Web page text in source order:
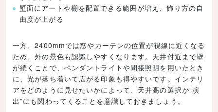
壁面にアートや棚を配置できる範囲が増え、飾り方の自
由度が上がる
一方、2400mmでは窓やカーテンの位置が視線に近くなる
ため、外の景色も認識しやすくなります。天井付近まで壁
が続くことで、ペンダントライトや間接照明を用いたとき
に、光が落ち着いて広がる印象も得やすいです。インテリ
アをどのように見せたいかによって、天井高の選択が“演
出”にも関わってくることを意識しておきましょう。